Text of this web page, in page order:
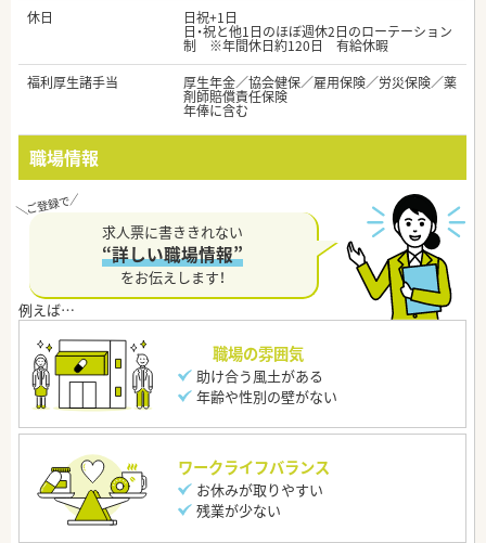
休日
日祝+1日
日・祝と他1日のほぼ週休2日のローテーション
制 ※年間休日約120日 有給休暇
福利厚生諸手当
厚生年金／協会健保／雇用保険／労災保険／薬
剤師賠償責任保険
年俸に含む
職場情報
求人票に書ききれない
“詳しい職場情報”
をお伝えします！
職場の雰囲気
助け合う風土がある
年齢や性別の壁がない
ワークライフバランス
お休みが取りやすい
残業が少ない